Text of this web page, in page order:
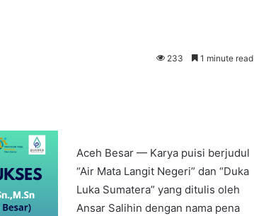
233 1 minute read
Aceh Besar — Karya puisi berjudul
“Air Mata Langit Negeri” dan “Duka
Luka Sumatera” yang ditulis oleh
Ansar Salihin dengan nama pena